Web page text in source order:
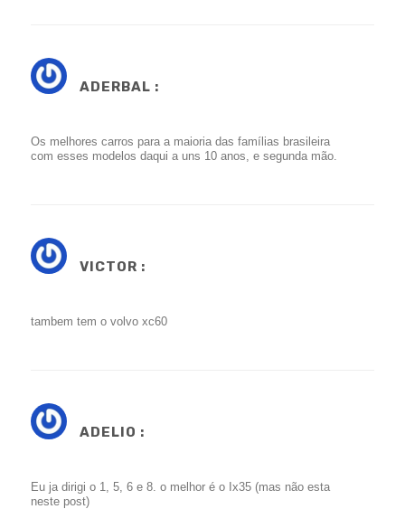
ADERBAL :
Os melhores carros para a maioria das famílias brasileira
com esses modelos daqui a uns 10 anos, e segunda mão.
VICTOR :
tambem tem o volvo xc60
ADELIO :
Eu ja dirigi o 1, 5, 6 e 8. o melhor é o Ix35 (mas não esta
neste post)